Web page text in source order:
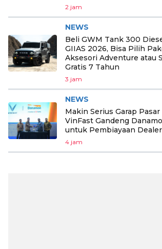
2 jam
NEWS
Beli GWM Tank 300
GIIAS 2026, Bisa Pilih
Aksesori Adventure atau
Gratis 7 Tahun
3 jam
NEWS
Makin Serius Garap Pasar
VinFast Gandeng
untuk Pembiayaan Dealer
4 jam